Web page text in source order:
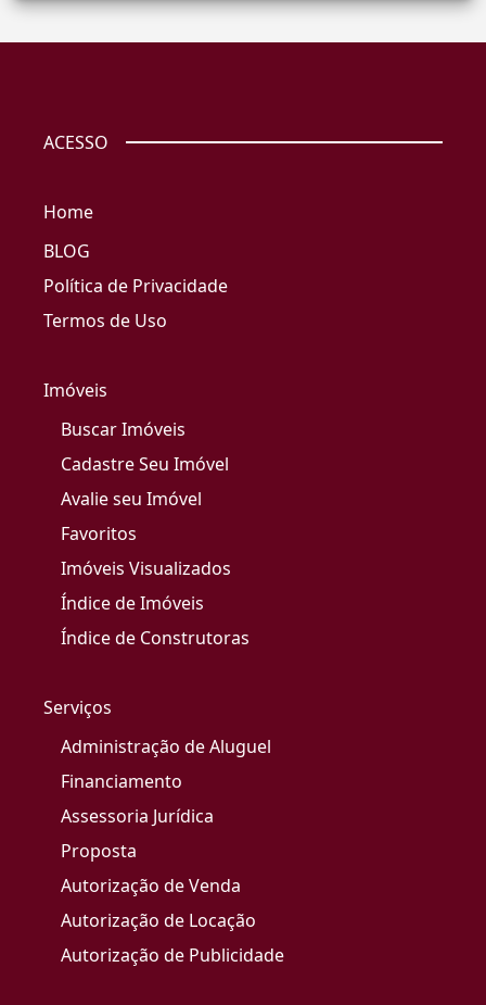
ACESSO
Home
BLOG
Política de Privacidade
Termos de Uso
Imóveis
Buscar Imóveis
Cadastre Seu Imóvel
Avalie seu Imóvel
Favoritos
Imóveis Visualizados
Índice de Imóveis
Índice de Construtoras
Serviços
Administração de Aluguel
Financiamento
Assessoria Jurídica
Proposta
Autorização de Venda
Autorização de Locação
Autorização de Publicidade